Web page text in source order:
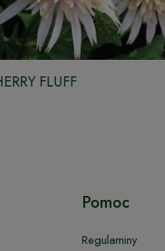
FLUFF
Pomoc
Regulaminy